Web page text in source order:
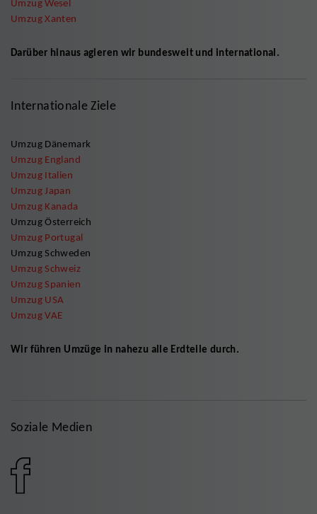
Umzug Wesel
Umzug Xanten
Darüber hinaus agieren wir bundesweit und international.
Internationale Ziele
Umzug Dänemark
Umzug England
Umzug Italien
Umzug Japan
Umzug Kanada
Umzug Österreich
Umzug Portugal
Umzug Schweden
Umzug Schweiz
Umzug Spanien
Umzug USA
Umzug VAE
Wir führen Umzüge in nahezu alle Erdteile durch.
Soziale Medien